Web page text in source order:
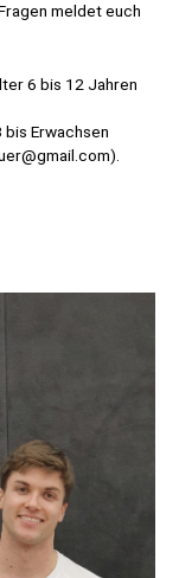
meldet euch
6 bis 12 Jahren
Erwachsen